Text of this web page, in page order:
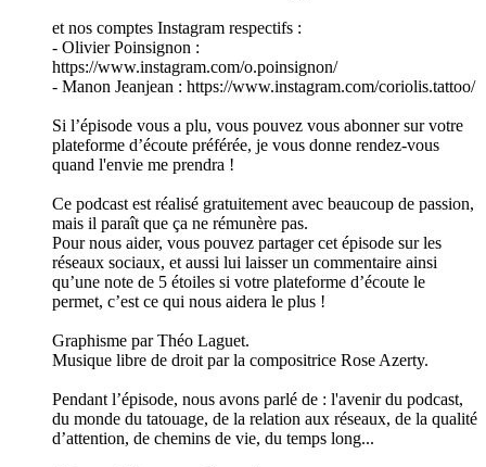
et nos comptes Instagram respectifs :
- Olivier Poinsignon :
https://www.instagram.com/o.poinsignon/
- Manon Jeanjean : https://www.instagram.com/coriolis.tattoo/
Si l’épisode vous a plu, vous pouvez vous abonner sur votre
plateforme d’écoute préférée, je vous donne rendez-vous
quand l'envie me prendra !
Ce podcast est réalisé gratuitement avec beaucoup de passion,
mais il paraît que ça ne rémunère pas.
Pour nous aider, vous pouvez partager cet épisode sur les
réseaux sociaux, et aussi lui laisser un commentaire ainsi
qu’une note de 5 étoiles si votre plateforme d’écoute le
permet, c’est ce qui nous aidera le plus !
Graphisme par Théo Laguet.
Musique libre de droit par la compositrice Rose Azerty.
Pendant l’épisode, nous avons parlé de : l'avenir du podcast,
du monde du tatouage, de la relation aux réseaux, de la qualité
d’attention, de chemins de vie, du temps long...